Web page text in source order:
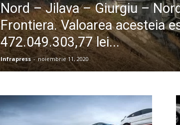
Nord – Jilava – Giurgiu –
Frontiera. Valoarea acesteia
472.049.303,77 lei...
Infrapress - noiembrie 11, 2020